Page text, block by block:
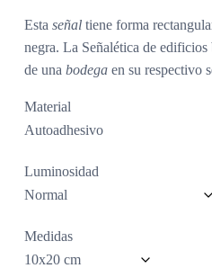
Esta señaltiene forma
negra. La Señalética de edificios
de una bodegaen su respectivo
Material
Luminosidad
Medidas